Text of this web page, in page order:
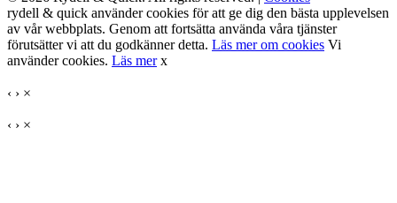
rydell & quick använder cookies för att ge dig den bästa upplevelsen
av vår webbplats. Genom att fortsätta använda våra tjänster
förutsätter vi att du godkänner detta. Läs mer om cookies Vi
använder cookies. Läs mer x
‹ › ×
‹ › ×